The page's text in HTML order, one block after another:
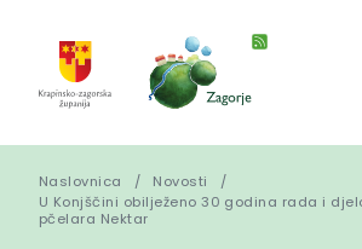
Naslovnica
Novosti
U Konjščini obilježeno 30 godina rada i
pčelara Nektar